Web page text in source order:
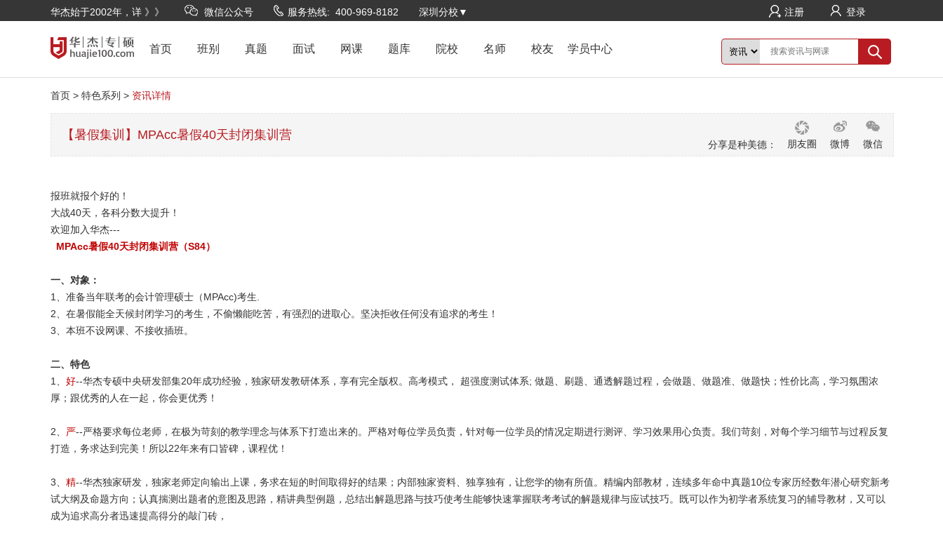
华杰始于2002年，详 》》 微信公众号 服务热线: 400-969-8182 深圳分校▼ 注册 登录
首页 班别 真题 面试 网课 题库 院校 名师 校友 学员中心
首页 > 特色系列 > 资讯详情
【暑假集训】MPAcc暑假40天封闭集训营
朋友圈 微博 微信
分享是种美德：
报班就报个好的！
大战40天，各科分数大提升！
欢迎加入华杰---
MPAcc暑假40天封闭集训营（S84）
一、对象：
1、准备当年联考的会计管理硕士（MPAcc)考生.
2、在暑假能全天候封闭学习的考生，不偷懒能吃苦，有强烈的进取心。坚决拒收任何没有追求的考生！
3、本班不设网课、不接收插班。
二、特色
1、 好--华杰专硕中央研发部集20年成功经验，独家研发教研体系，享有完全版权。高考模式， 超强度测试体系; 做题、刷题、通透解题过程，会做题、做题准、做题快；性价比高，学习氛围浓
厚；跟优秀的人在一起，你会更优秀！
2、 严--严格要求每位老师，在极为苛刻的教学理念与体系下打造出来的。严格对每位学员负责，针对每一位学员的情况定期进行测评、学习效果用心负责。我们苛刻，对每个学习细节与过程反复
打造，务求达到完美！所以22年来有口皆碑，课程优！
3、 精--华杰独家研发，独家老师定向输出上课，务求在短的时间取得好的结果；内部独家资料、独享独有，让您学的物有所值。精编内部教材，连续多年命中真题10位专家历经数年潜心研究新考
试大纲及命题方向；认真揣测出题者的意图及思路，精讲典型例题，总结出解题思路与技巧使考生能够快速掌握联考考试的解题规律与应试技巧。既可以作为初学者系统复习的辅导教材，又可以
成为追求高分者迅速提高得分的敲门砖，